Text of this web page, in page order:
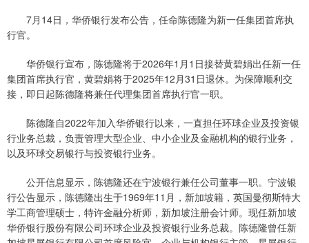
7月14日，华侨银行发布公告，任命陈德隆为新一任集团首席执
行官。
华侨银行宣布，陈德隆将于2026年1月1日接替黄碧娟出任新一任
集团首席执行官，黄碧娟将于2025年12月31日退休。为保障顺利交
接，即日起陈德隆将兼任代理集团首席执行官一职。
陈德隆自2022年加入华侨银行以来，一直担任环球企业及投资银
行业务总裁，负责管理大型企业、中小企业及金融机构的银行业务，
以及环球交易银行与投资银行业务。
公开信息显示，陈德隆还在宁波银行兼任公司董事一职。宁波银
行公告显示，陈德隆出生于1969年11月，新加坡籍，英国曼彻斯特大
学工商管理硕士，特许金融分析师，新加坡注册会计师。现任新加坡
华侨银行股份有限公司环球企业及投资银行业务总裁。陈德隆曾任新